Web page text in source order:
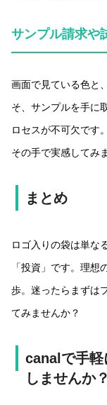
サンプル請求や
画面で見ている色と
そ、サンプルを手に
ロセスが不可欠です
その手で実感してみ
まとめ
ロゴ入りの袋は単な
「投資」です。理
歩。迷ったらまずは
てみませんか？
canalで手軽
しませんか？